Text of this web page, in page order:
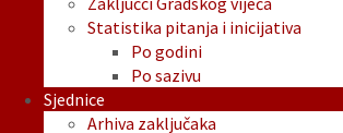
Statistika pitanja i inicijativa
Po godini
Po sazivu
Sjednice
Arhiva zaključaka